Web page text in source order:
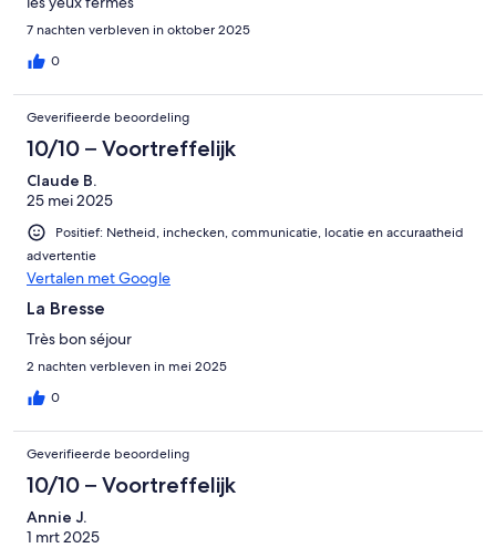
7 nachten verbleven in oktober 2025
0
Geverifieerde beoordeling
10/10 – Voortreffelijk
Claude B.
25 mei 2025
Positief: Netheid, inchecken, communicatie, locatie en accuraatheid
advertentie
Vertalen met Google
La Bresse
Très bon séjour
2 nachten verbleven in mei 2025
0
Geverifieerde beoordeling
10/10 – Voortreffelijk
Annie J.
1 mrt 2025